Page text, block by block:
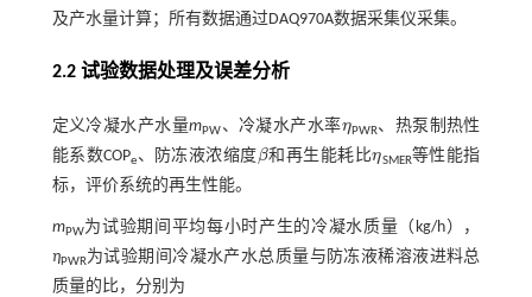
及产水量计算；所有数据通过DAQ970A数据采集仪采集。
2.2 试验数据处理及误差分析
定义冷凝水产水量mPW、冷凝水产水率η
ηPWR、热泵制热性
能系数COPe、防冻液浓缩度 β
β和再生能耗比η
ηSMER等性能指
标，评价系统的再生性能。
mPW为试验期间平均每小时产生的冷凝水质量（kg/h），
ηPWR为试验期间冷凝水产水总质量与防冻液稀溶液进料总
质量的比，分别为